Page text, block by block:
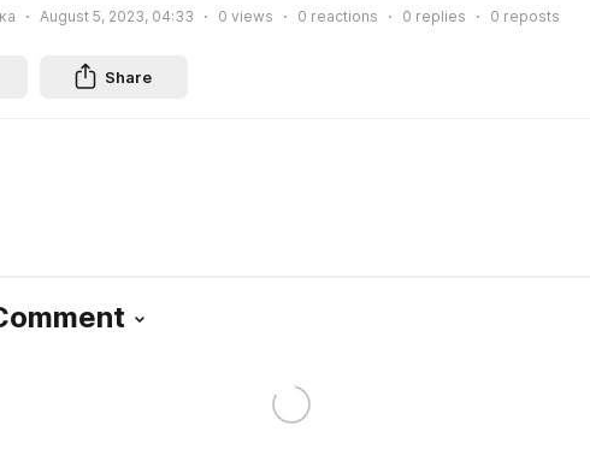
August 5, 2023, 04:33 0 views 0 reactions 0 replies 0 reposts
Share